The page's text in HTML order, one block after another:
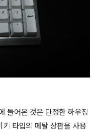
들어온 것은 단정한 하우징
타입의 메탈 상판을 사용